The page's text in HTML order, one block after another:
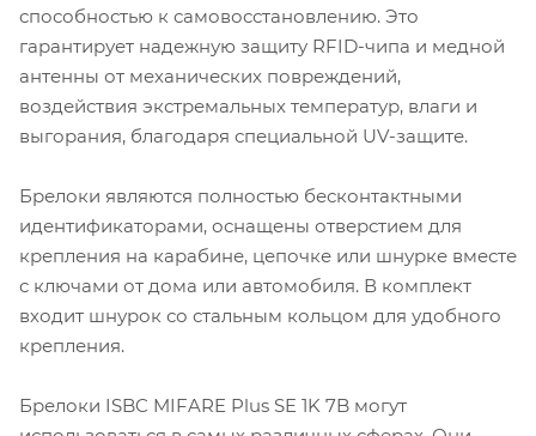
способностью к самовосстановлению. Это
гарантирует надежную защиту RFID-чипа и медной
антенны от механических повреждений,
воздействия экстремальных температур, влаги и
выгорания, благодаря специальной UV-защите.
Брелоки являются полностью бесконтактными
идентификаторами, оснащены отверстием для
крепления на карабине, цепочке или шнурке вместе
с ключами от дома или автомобиля. В комплект
входит шнурок со стальным кольцом для удобного
крепления.
Брелоки ISBC MIFARE Plus SE 1K 7B могут